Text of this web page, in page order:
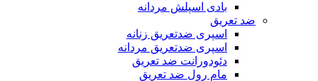
بادی اسپلش مردانه
ضد تعریق
اسپری ضدتعریق زنانه
اسپری ضدتعریق مردانه
دئودورانت ضد تعریق
مام رول ضد تعریق